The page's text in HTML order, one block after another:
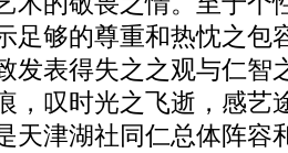
足够的尊重和热忱之包
发表得失之之观与仁智
，叹时光之飞逝，感艺
天津湖社同仁总体阵容